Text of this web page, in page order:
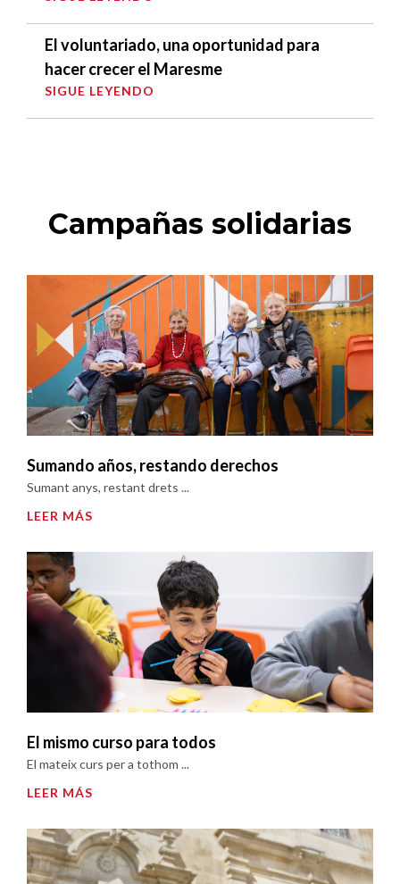
El voluntariado, una oportunidad para
hacer crecer el Maresme
SIGUE LEYENDO
Campañas solidarias
Sumando años, restando derechos
Sumant anys, restant drets ...
LEER MÁS
El mismo curso para todos
El mateix curs per a tothom ...
LEER MÁS